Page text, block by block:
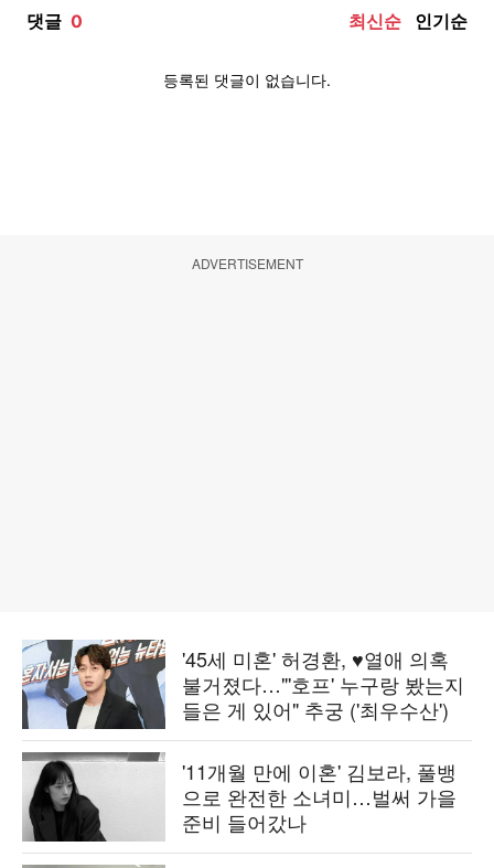
ADVERTISEMENT
'45세 미혼' 허경환, ♥열애 의혹
불거졌다…"'호프' 누구랑 봤는지
들은 게 있어" 추궁 ('최우수산')
'11개월 만에 이혼' 김보라, 풀뱅
으로 완전한 소녀미…벌써 가을
준비 들어갔나